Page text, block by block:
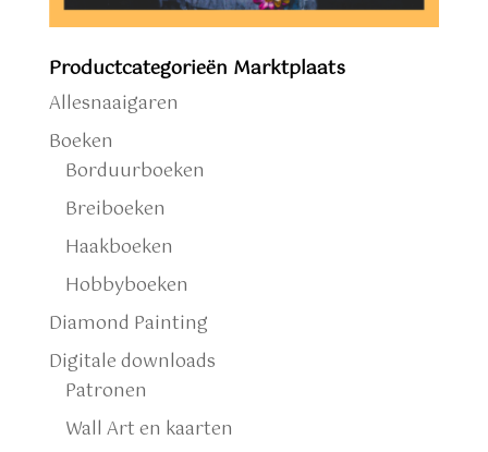
Productcategorieën Marktplaats
Allesnaaigaren
Boeken
Borduurboeken
Breiboeken
Haakboeken
Hobbyboeken
Diamond Painting
Digitale downloads
Patronen
Wall Art en kaarten